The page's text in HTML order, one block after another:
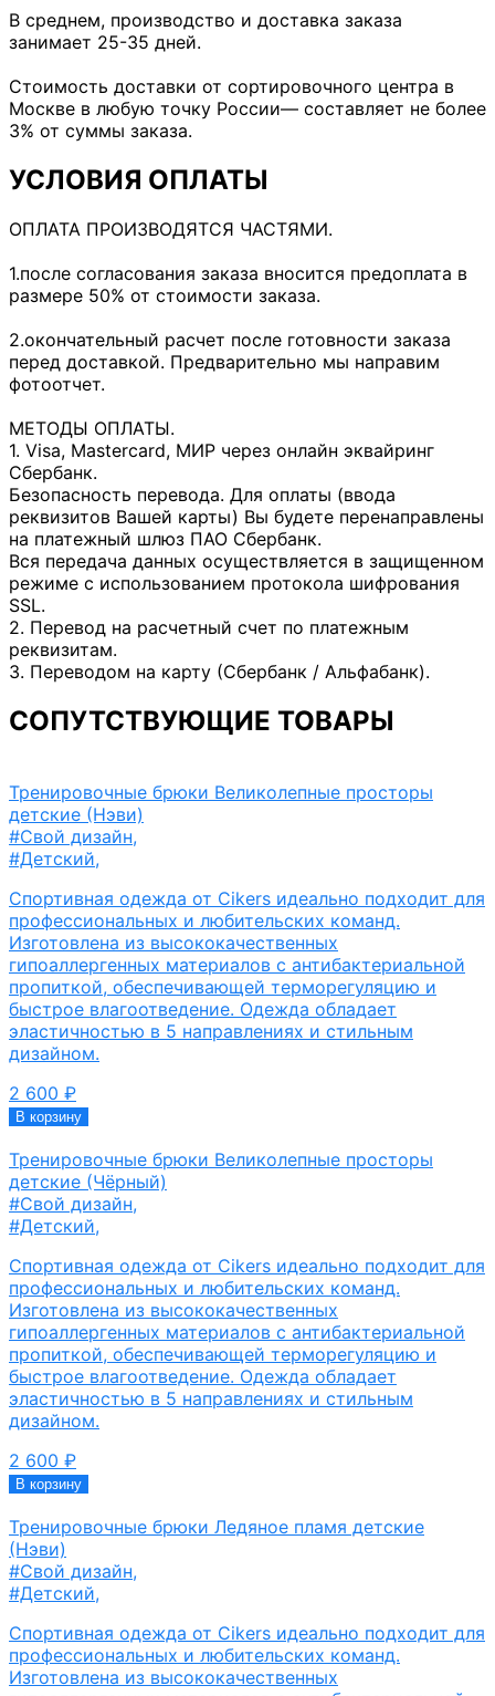
В среднем, производство и доставка заказа
занимает 25-35 дней.
Стоимость доставки от сортировочного центра в
Москве в любую точку России— составляет не более
3% от суммы заказа.
УСЛОВИЯ ОПЛАТЫ
ОПЛАТА ПРОИЗВОДЯТСЯ ЧАСТЯМИ.
1.после согласования заказа вносится предоплата в
размере 50% от стоимости заказа.
2.окончательный расчет после готовности заказа
перед доставкой. Предварительно мы направим
фотоотчет.
МЕТОДЫ ОПЛАТЫ.
1. Visa, Mastercard, МИР через онлайн эквайринг
Сбербанк.
Безопасность перевода. Для оплаты (ввода
реквизитов Вашей карты) Вы будете перенаправлены
на платежный шлюз ПАО Сбербанк.
Вся передача данных осуществляется в защищенном
режиме с использованием протокола шифрования
SSL.
2. Перевод на расчетный счет по платежным
реквизитам.
3. Переводом на карту (Сбербанк / Альфабанк).
СОПУТСТВУЮЩИЕ ТОВАРЫ
Тренировочные брюки Великолепные просторы
детские (Нэви)
#Свой дизайн,
#Детский,
Спортивная одежда от Cikers идеально подходит для
профессиональных и любительских команд.
Изготовлена из высококачественных
гипоаллергенных материалов с антибактериальной
пропиткой, обеспечивающей терморегуляцию и
быстрое влагоотведение. Одежда обладает
эластичностью в 5 направлениях и стильным
дизайном.
2 600 ₽
В корзину
Тренировочные брюки Великолепные просторы
детские (Чёрный)
#Свой дизайн,
#Детский,
Спортивная одежда от Cikers идеально подходит для
профессиональных и любительских команд.
Изготовлена из высококачественных
гипоаллергенных материалов с антибактериальной
пропиткой, обеспечивающей терморегуляцию и
быстрое влагоотведение. Одежда обладает
эластичностью в 5 направлениях и стильным
дизайном.
2 600 ₽
В корзину
Тренировочные брюки Ледяное пламя детские
(Нэви)
#Свой дизайн,
#Детский,
Спортивная одежда от Cikers идеально подходит для
профессиональных и любительских команд.
Изготовлена из высококачественных